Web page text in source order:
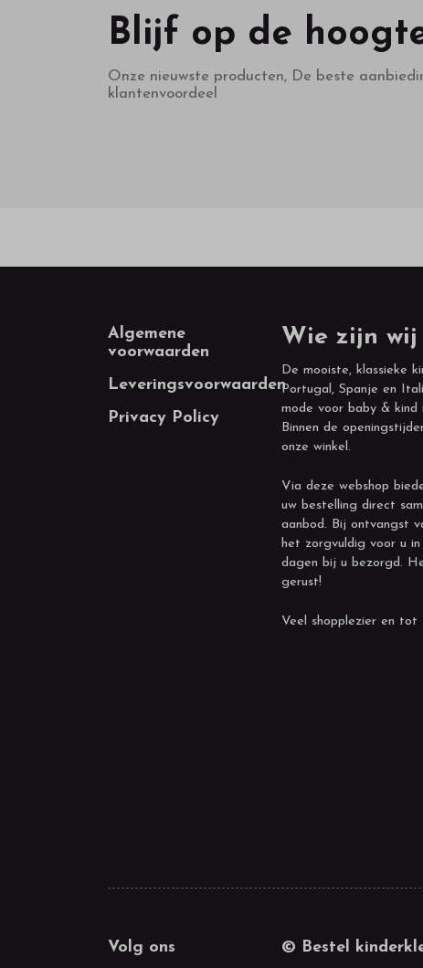
Blijf op de
Onze nieuwste producten, De beste
klantenvoordeel
Footer
Algemene
voorwaarden
Leveringsvoorwaarden
Privacy Policy
Wie zijn wij
De mooiste, klassieke
Portugal, Spanje en
mode voor baby & kind
Binnen de
onze winkel.
Via deze webshop
uw bestelling direct
aanbod. Bij ontvangst
het zorgvuldig voor u
dagen bij u bezorgd.
gerust!
Veel shopplezier en tot
Volg ons © Bestel